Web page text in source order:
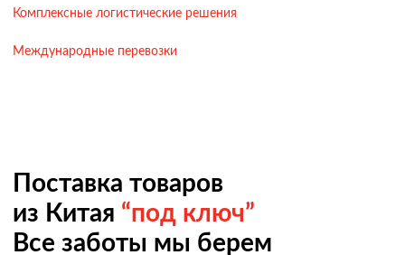
Комплексные логистические решения
Международные перевозки
Поставка товаров
из Китая “под ключ”
Все заботы мы берем